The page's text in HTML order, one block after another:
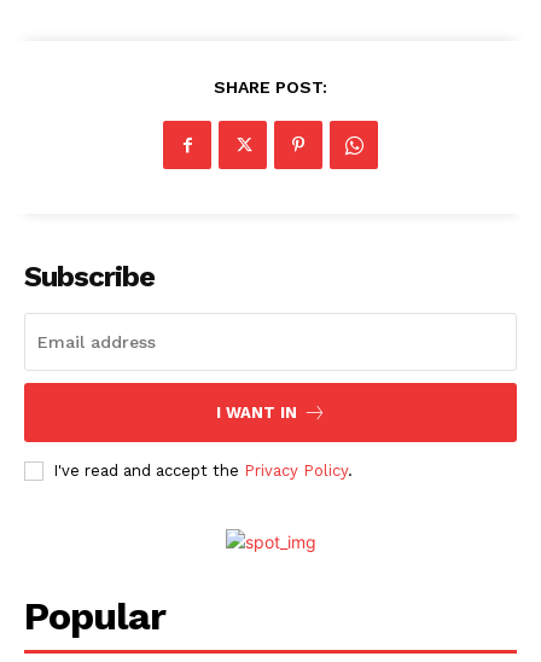
SHARE POST:
Subscribe
I WANT IN
I've read and accept the Privacy Policy.
Popular